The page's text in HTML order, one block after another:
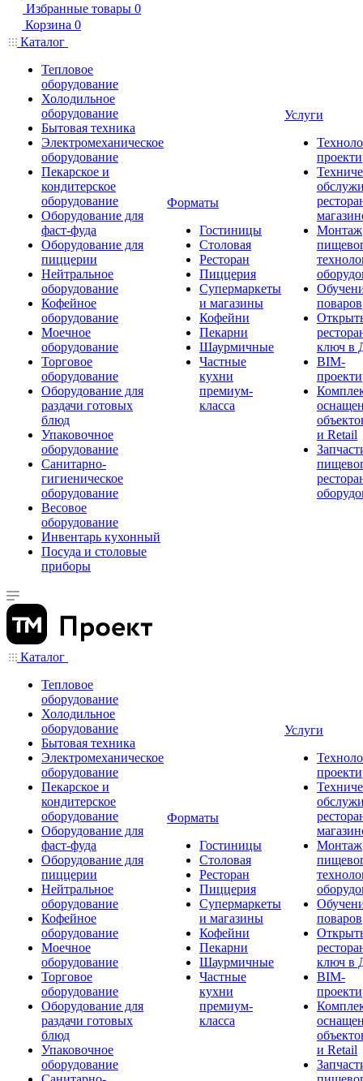
Избранные товары 0
Корзина 0
Каталог
Тепловое
оборудование
Холодильное
оборудование
Бытовая техника
Электромеханическое
оборудование
Пекарское и
кондитерское
оборудование
Оборудование для
фаст-фуда
Оборудование для
пиццерии
Нейтральное
оборудование
Кофейное
оборудование
Моечное
оборудование
Торговое
оборудование
Оборудование для
раздачи готовых
блюд
Упаковочное
оборудование
Санитарно-
гигиеническое
оборудование
Весовое
оборудование
Инвентарь кухонный
Посуда и столовые
приборы
Форматы
Гостиницы
Столовая
Ресторан
Пиццерия
Супермаркеты
и магазины
Кофейни
Пекарни
Шаурмичные
Частные
кухни
премиум-
класса
Услуги
Монтаж
поваров
ключ в
BIM-
и Retail
Каталог
Тепловое
оборудование
Холодильное
оборудование
Бытовая техника
Электромеханическое
оборудование
Пекарское и
кондитерское
оборудование
Оборудование для
фаст-фуда
Оборудование для
пиццерии
Нейтральное
оборудование
Кофейное
оборудование
Моечное
оборудование
Торговое
оборудование
Оборудование для
раздачи готовых
блюд
Упаковочное
оборудование
Форматы
Гостиницы
Столовая
Ресторан
Пиццерия
Супермаркеты
и магазины
Кофейни
Пекарни
Шаурмичные
Частные
кухни
премиум-
класса
Услуги
Монтаж
поваров
ключ в
BIM-
и Retail